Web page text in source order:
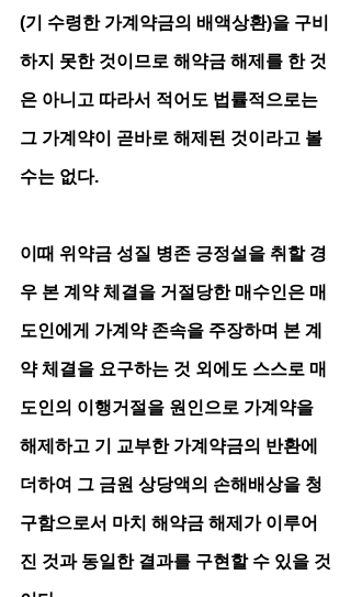
(기 수령한 가계약금의 배액상환)을 구비
하지 못한 것이므로 해약금 해제를 한 것
은 아니고 따라서 적어도 법률적으로는
그 가계약이 곧바로 해제된 것이라고 볼
수는 없다.
이때 위약금 성질 병존 긍정설을 취할 경
우 본 계약 체결을 거절당한 매수인은 매
도인에게 가계약 존속을 주장하며 본 계
약 체결을 요구하는 것 외에도 스스로 매
도인의 이행거절을 원인으로 가계약을
해제하고 기 교부한 가계약금의 반환에
더하여 그 금원 상당액의 손해배상을 청
구함으로서 마치 해약금 해제가 이루어
진 것과 동일한 결과를 구현할 수 있을 것